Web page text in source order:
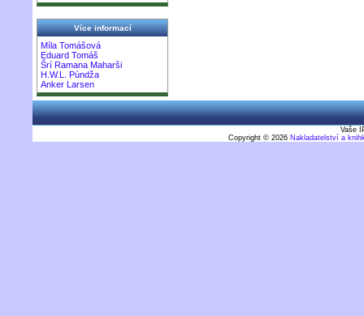
Více informací
Míla Tomášová
Eduard Tomáš
Šrí Ramana Maharši
H.W.L. Púndža
Anker Larsen
Vaše
Copyright © 2026 Nakladatelství a